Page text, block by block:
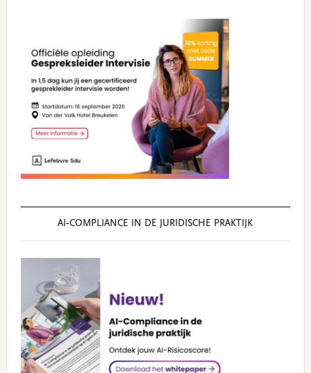
AI‑COMPLIANCE IN DE JURIDISCHE PRAKTIJK